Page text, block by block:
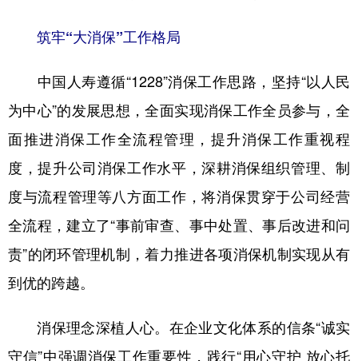
城市
地方频道
北京 天津 河北 山西
辽宁 吉林 上海 江苏
浙江
山东 河南 湖北 湖南
广东 广西 海南 重庆
筑牢“大消保”工作格局
中国人寿遵循“1228”消保工作思路，坚持“以人民
为中心”的发展思想，全面实现消保工作全员参与，全
面推进消保工作全流程管理，提升消保工作重视程
度，提升公司消保工作水平，深耕消保组织管理、制
度与流程管理等八方面工作，将消保贯穿于公司经营
全流程，建立了“事前审查、事中处置、事后改进和问
责”的闭环管理机制，着力推进各项消保机制实现从有
到优的跨越。
消保理念深植人心。在企业文化体系的信条“诚实
守信”中强调消保工作重要性，践行“用心守护 放心托